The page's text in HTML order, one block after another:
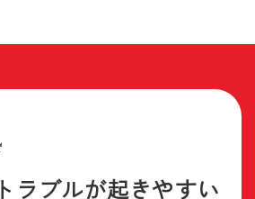
ラブルが起きやすい